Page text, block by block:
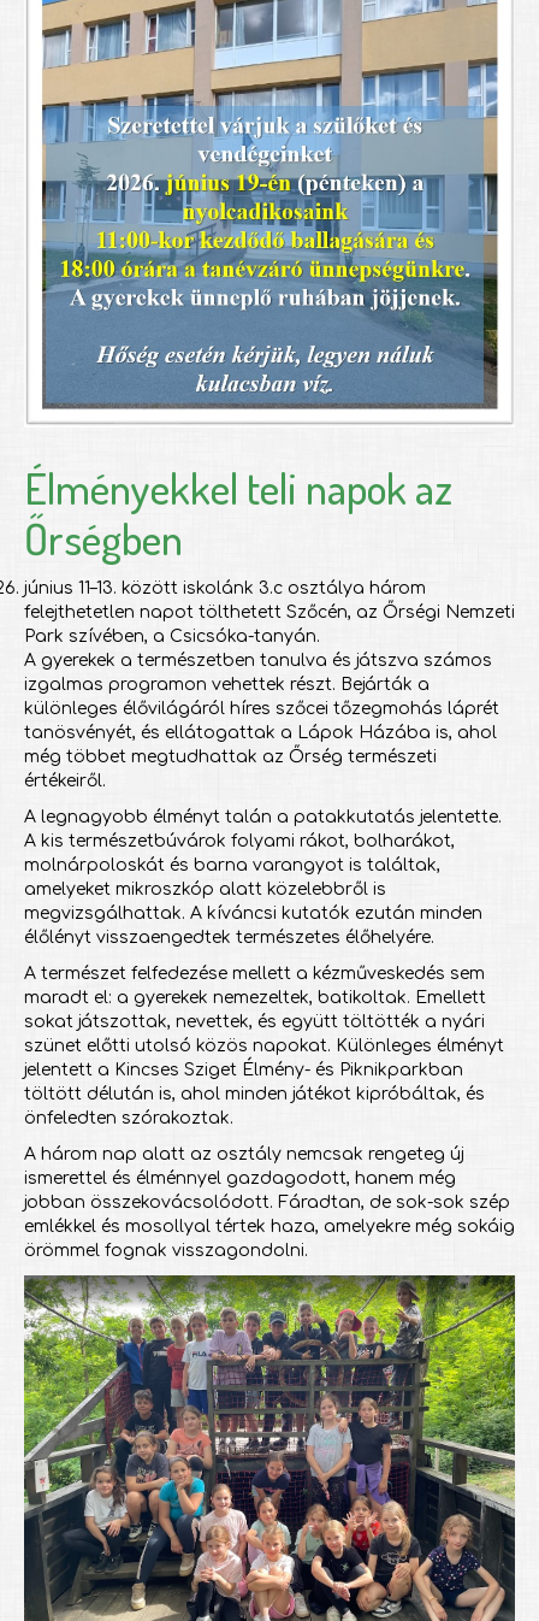
Élményekkel teli napok az
Őrségben
június 11–13. között iskolánk 3.c osztálya három
felejthetetlen napot tölthetett Szőcén, az Őrségi Nemzeti
Park szívében, a Csicsóka-tanyán.
A gyerekek a természetben tanulva és játszva számos
izgalmas programon vehettek részt. Bejárták a
különleges élővilágáról híres szőcei tőzegmohás láprét
tanösvényét, és ellátogattak a Lápok Házába is, ahol
még többet megtudhattak az Őrség természeti
értékeiről.
A legnagyobb élményt talán a patakkutatás jelentette.
A kis természetbúvárok folyami rákot, bolharákot,
molnárpoloskát és barna varangyot is találtak,
amelyeket mikroszkóp alatt közelebbről is
megvizsgálhattak. A kíváncsi kutatók ezután minden
élőlényt visszaengedtek természetes élőhelyére.
A természet felfedezése mellett a kézműveskedés sem
maradt el: a gyerekek nemezeltek, batikoltak. Emellett
sokat játszottak, nevettek, és együtt töltötték a nyári
szünet előtti utolsó közös napokat. Különleges élményt
jelentett a Kincses Sziget Élmény- és Piknikparkban
töltött délután is, ahol minden játékot kipróbáltak, és
önfeledten szórakoztak.
A három nap alatt az osztály nemcsak rengeteg új
ismerettel és élménnyel gazdagodott, hanem még
jobban összekovácsolódott. Fáradtan, de sok-sok szép
emlékkel és mosollyal tértek haza, amelyekre még sokáig
örömmel fognak visszagondolni.